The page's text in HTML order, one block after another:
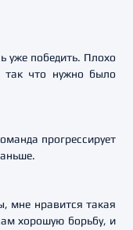
уже победить. Плохо
так что нужно было
прогрессирует
мне нравится такая
хорошую борьбу, и